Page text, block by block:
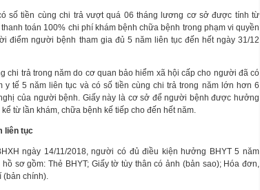
số tiền cùng chi trả vượt quá 06 tháng lương cơ sở được tính từ
toán 100% chi phí khám bệnh chữa bệnh trong phạm vi quyền
điểm người bệnh tham gia đủ 5 năm liên tục đến hết ngày 31/12
chi trả trong năm do cơ quan bảo hiểm xã hội cấp cho người đã có
y tế 5 năm liên tục và có số tiền cùng chi trả trong năm lớn hơn 6
của người bệnh. Giấy này là cơ sở để người bệnh được hưởng
từ lần khám, chữa bệnh kế tiếp cho đến hết năm.
liên tục
ngày 14/11/2018, người có đủ điều kiện hưởng BHYT 5 năm
sơ gồm: Thẻ BHYT; Giấy tờ tùy thân có ảnh (bản sao); Hóa đơn,
(bản chính).